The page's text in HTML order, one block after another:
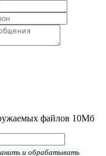
файлов 10Мб
и обрабатывать